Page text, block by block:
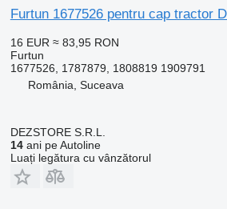
Furtun 1677526 pentru cap tractor
16 EUR ≈ 83,95 RON
Furtun
1677526, 1787879, 1808819 1909791
România, Suceava
DEZSTORE S.R.L.
14ani pe Autoline
Luați legătura cu vânzătorul